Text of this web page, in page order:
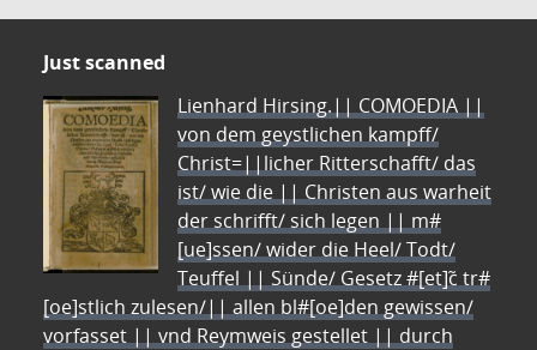
Just scanned
Lienhard Hirsing.|| COMOEDIA ||
von dem geystlichen kampff/
Christ=||licher Ritterschafft/ das
ist/ wie die || Christen aus warheit
der schrifft/ sich legen || m#
[ue]ssen/ wider die Heel/ Todt/
Teuffel || Sünde/ Gesetz #[et]c̃ tr#
[oe]stlich zulesen/|| allen bl#[oe]den gewissen/
vorfasset || vnd Reymweis gestellet || durch